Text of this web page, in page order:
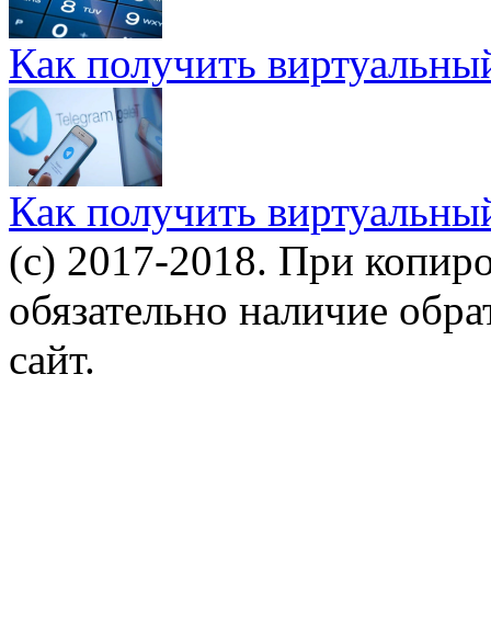
Как получить
Как получить
(c) 2017-2018. При
обязательно наличие
сайт.